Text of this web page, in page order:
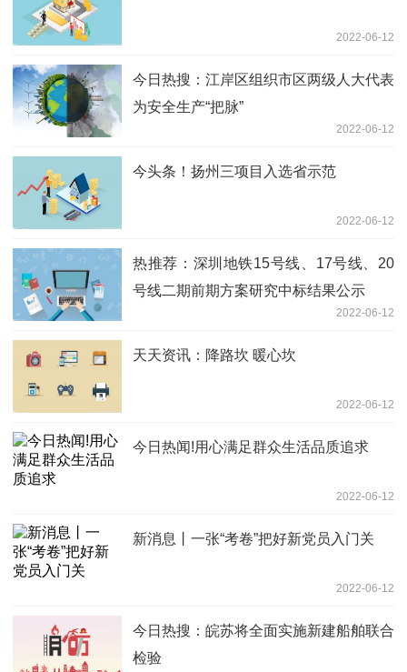
2022-06-12
今日热搜：江岸区组织市区两级人大代表
为安全生产“把脉”
2022-06-12
今头条！扬州三项目入选省示范
2022-06-12
热推荐：深圳地铁15号线、17号线、20
号线二期前期方案研究中标结果公示
2022-06-12
天天资讯：降路坎 暖心坎
2022-06-12
今日热闻!用心满足群众生活品质追求
2022-06-12
新消息丨一张“考卷”把好新党员入门关
2022-06-12
今日热搜：皖苏将全面实施新建船舶联合
检验